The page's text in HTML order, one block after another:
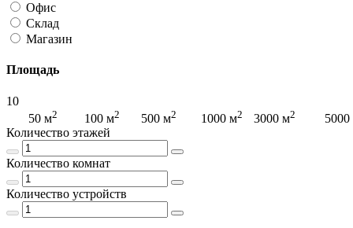
Офис
Склад
Магазин
Площадь
10
50 м2 100 м2 500 м2 1000 м2 3000 м2
Количество этажей
Количество комнат
Количество устройств